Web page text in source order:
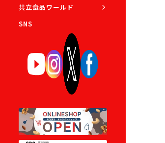
共立食品ワールド
SNS